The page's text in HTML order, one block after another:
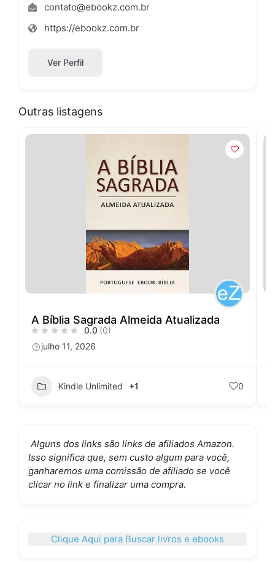
contato@ebookz.com.br
https://ebookz.com.br
Ver Perfil
Outras listagens
A Bíblia Sagrada Almeida Atualizada
0.0 (0)
julho 11, 2026
Kindle Unlimited +1 0
Alguns dos links são links de afiliados Amazon.
Isso significa que, sem custo algum para você,
ganharemos uma comissão de afiliado se você
clicar no link e finalizar uma compra.
Clique Aqui para Buscar livros e ebooks